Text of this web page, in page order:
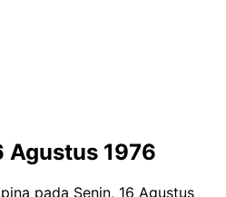
Agustus 1976
pada Senin, 16 Agustus